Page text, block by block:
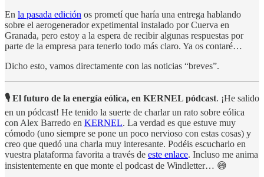
En la pasada edición os prometí que haría una entrega hablando
sobre el aerogenerador expetimental instalado por Cuerva en
Granada, pero estoy a la espera de recibir algunas respuestas por
parte de la empresa para tenerlo todo más claro. Ya os contaré…
Dicho esto, vamos directamente con las noticias “breves”.
🎙 El futuro de la energía eólica, en KERNEL pódcast. ¡He salido
en un pódcast! He tenido la suerte de charlar un rato sobre eólica
con Alex Barredo en KERNEL. La verdad es que estuve muy
cómodo (uno siempre se pone un poco nervioso con estas cosas) y
creo que quedó una charla muy interesante. Podéis escucharlo en
vuestra plataforma favorita a través de este enlace. Incluso me anima
insistentemente en que monte el podcast de Windletter… 😅